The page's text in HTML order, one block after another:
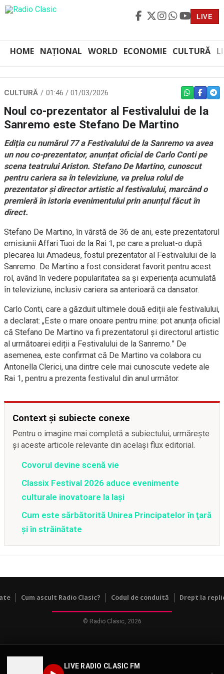
LIVE
HOME NAȚIONAL WORLD ECONOMIE CULTURĂ
LIVE RADIO CLASIC FM
CULTURĂ 01:46 / 01/03/2026 WHATSAPP
Noul co-prezentator al Festivalului de la
Sanremo este Stefano De Martino
Ediția cu numărul 77 a Festivalului de la Sanremo va avea
un nou co-prezentator, anunțat oficial de Carlo Conti pe
scena teatrului Ariston. Stefano De Martino, cunoscut
pentru cariera sa în televiziune, va prelua rolul de
prezentator și director artistic al festivalului, marcând o
premieră în istoria evenimentului prin anunțul făcut în
direct.
Stefano De Martino, în vârstă de 36 de ani, este prezentatorul
emisiunii Affari Tuoi de la Rai 1, pe care a preluat-o după
plecarea lui Amadeus, fostul prezentator al Festivalului de la
Sanremo. De Martino a fost considerat favorit pentru acest
rol, având în vedere popularitatea sa și experiența acumulată
în televiziune, inclusiv cariera sa anterioară ca dansator.
Carlo Conti, care a găzduit ultimele două ediții ale festivalului,
a declarat: „Este o mare onoare pentru mine: pot anunța oficial
că Stefano De Martino va fi prezentatorul și directorul artistic
al următoarei ediții a Festivalului de la Sanremo.” De
asemenea, este confirmat că De Martino va colabora cu
Antonella Clerici, una dintre cele mai cunoscute vedete ale
Rai 1, pentru a prezenta festivalul din anul următor.
Context și subiecte conexe
Pentru o imagine mai completă a subiectului, urmărește
și aceste articole relevante din același flux editorial.
Covorul devine scenă vie
Classix Festival 2026 aduce evenimente
culturale inovatoare la Iași
Cum este sărbătorită Unirea Principatelor în ţară
şi în străinătate
Cum ascult Radio Clasic? Codul de conduită Drept la
© Radio Clasic, 2026